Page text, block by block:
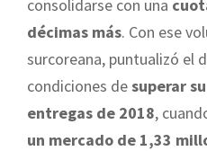
consolidarse con una
décimas más. Con ese
surcoreana, puntualizó el
condiciones desuperar
entregas de 2018,
un mercado de 1,33